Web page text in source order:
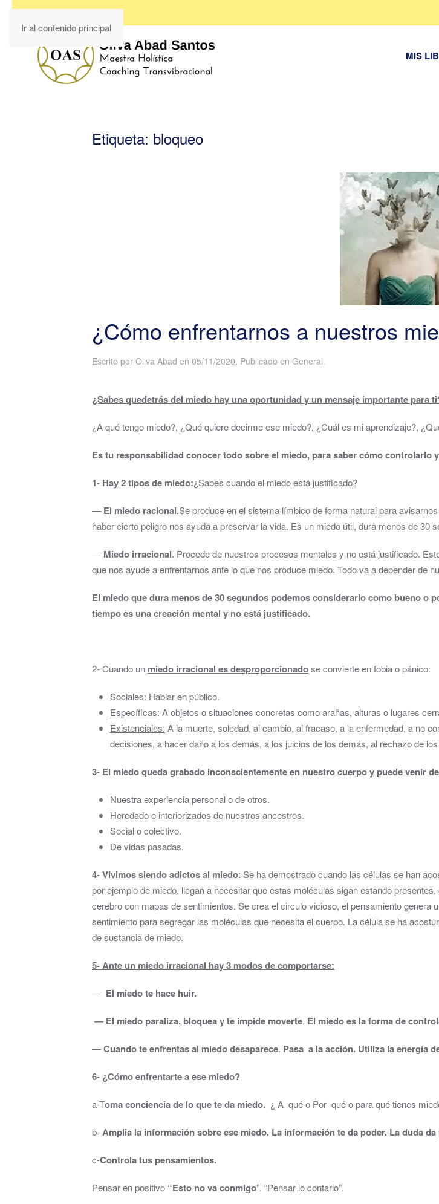
Ir al contenido principal
MIS
Etiqueta: bloqueo
¿Cómo enfrentarnos a nuestros
Escrito por Oliva Abad en 05/11/2020. Publicado en General.
¿Sabes quedetrás del miedo hay una oportunidad y un mensaje importante para
¿A qué tengo miedo?, ¿Qué quiere decirme ese miedo?, ¿Cuál es mi aprendizaje?,
Es tu responsabilidad conocer todo sobre el miedo, para saber cómo controlarlo
1- Hay 2 tipos de miedo:¿Sabes cuando el miedo está justificado?
― El miedo racional.Se produce en el sistema límbico de forma natural para
haber cierto peligro nos ayuda a preservar la vida. Es un miedo útil, dura menos de 30
― Miedo irracional. Procede de nuestros procesos mentales y no está justificado.
que nos ayude a enfrentarnos ante lo que nos produce miedo. Todo va a depender de
El miedo que dura menos de 30 segundos podemos considerarlo como bueno o
tiempo es una creación mental y no está justificado.
2- Cuando un miedo irracional es desproporcionadose convierte en fobia o pánico:
Sociales: Hablar en público.
Específicas: A objetos o situaciones concretas como arañas, alturas o lugares
Existenciales: A la muerte, soledad, al cambio, al fracaso, a la enfermedad, a no
decisiones, a hacer daño a los demás, a los juicios de los demás, al rechazo de
3- El miedo queda grabado inconscientemente en nuestro cuerpo y puede venir de
Nuestra experiencia personal o de otros.
Heredado o interiorizados de nuestros ancestros.
Social o colectivo.
De vidas pasadas.
4- Vivimos siendo adictos al miedo: Se ha demostrado cuando las células se han
por ejemplo de miedo, llegan a necesitar que estas moléculas sigan estando
cerebro con mapas de sentimientos. Se crea el circulo vicioso, el pensamiento genera
sentimiento para segregar las moléculas que necesita el cuerpo. La célula se ha
de sustancia de miedo.
5- Ante un miedo irracional hay 3 modos de comportarse:
― El miedo te hace huir.
― El miedo paraliza, bloquea y te impide moverte. El miedo es la forma de
―Cuando te enfrentas al miedo desaparece. Pasa a la acción. Utiliza la energía
6- ¿Cómo enfrentarte a ese miedo?
a-Toma conciencia de lo que te da miedo. ¿ A qué o Por qué o para qué tienes
b-Amplia la información sobre ese miedo. La información te da poder. La duda da
c-Controla tus pensamientos.
Pensar en positivo “Esto no va conmigo”. “Pensar lo contario”.